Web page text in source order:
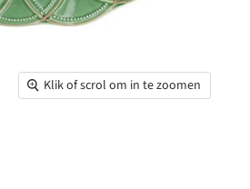
Klik of scrol om in te zoomen